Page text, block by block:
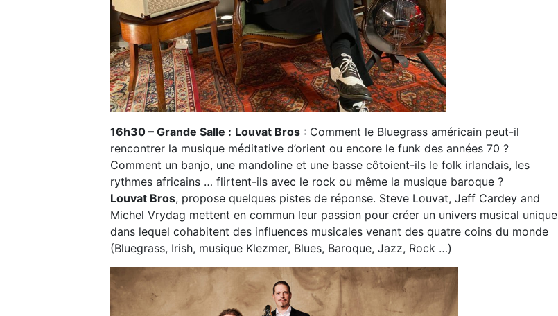
16h30 – Grande Salle : Louvat Bros : Comment le Bluegrass américain peut-il
rencontrer la musique méditative d’orient ou encore le funk des années 70 ?
Comment un banjo, une mandoline et une basse côtoient-ils le folk irlandais, les
rythmes africains … flirtent-ils avec le rock ou même la musique baroque ?
Louvat Bros, propose quelques pistes de réponse. Steve Louvat, Jeff Cardey and
Michel Vrydag mettent en commun leur passion pour créer un univers musical unique
dans lequel cohabitent des influences musicales venant des quatre coins du monde
(Bluegrass, Irish, musique Klezmer, Blues, Baroque, Jazz, Rock …)